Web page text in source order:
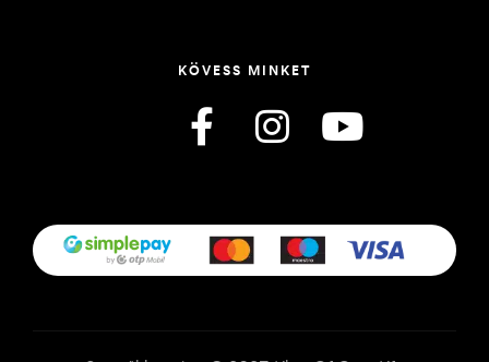
KÖVESS MINKET